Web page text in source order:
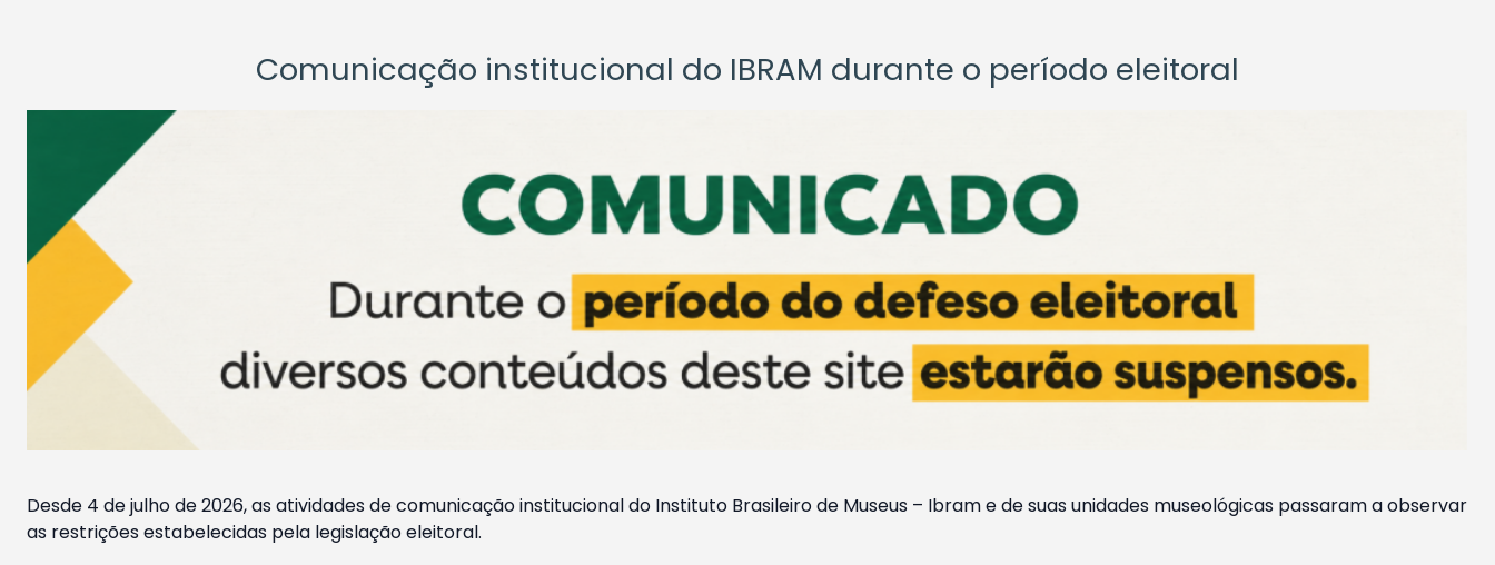
Comunicação institucional do IBRAM durante o período eleitoral
Desde 4 de julho de 2026, as atividades de comunicação institucional do Instituto Brasileiro de Museus – Ibram e de suas unidades museológicas passaram a observar
as restrições estabelecidas pela legislação eleitoral.